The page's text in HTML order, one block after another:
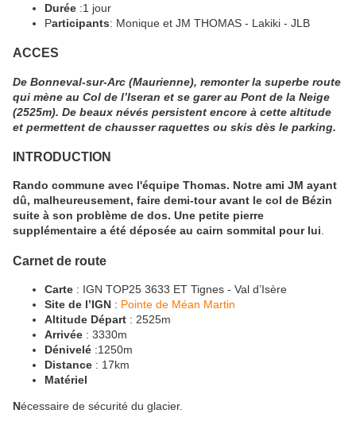
Durée :1 jour
Participants: Monique et JM THOMAS - Lakiki - JLB
ACCES
De Bonneval-sur-Arc (Maurienne), remonter la superbe route
qui mène au Col de l’Iseran et se garer au Pont de la Neige
(2525m). De beaux névés persistent encore à cette altitude
et permettent de chausser raquettes ou skis dès le parking.
INTRODUCTION
Rando commune avec l'équipe Thomas. Notre ami JM ayant
dû, malheureusement, faire demi-tour avant le col de Bézin
suite à son problème de dos. Une petite pierre
supplémentaire a été déposée au cairn sommital pour lui.
Carnet de route
Carte : IGN TOP25 3633 ET Tignes - Val d’Isère
Site de l’IGN : Pointe de Méan Martin
Altitude Départ : 2525m
Arrivée : 3330m
Dénivelé :1250m
Distance : 17km
Matériel
Nécessaire de sécurité du glacier.